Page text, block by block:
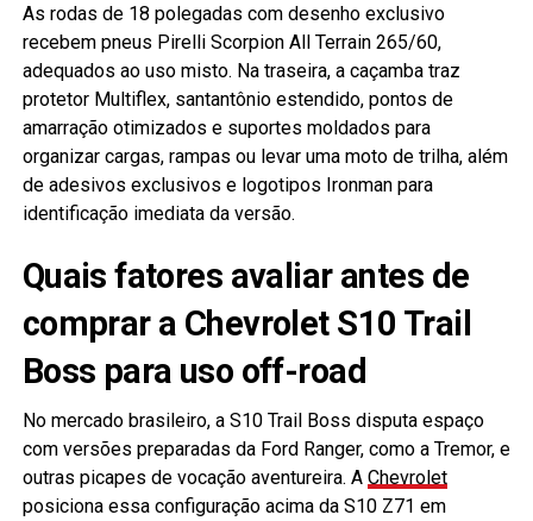
As rodas de 18 polegadas com desenho exclusivo
recebem pneus Pirelli Scorpion All Terrain 265/60,
adequados ao uso misto. Na traseira, a caçamba traz
protetor Multiflex, santantônio estendido, pontos de
amarração otimizados e suportes moldados para
organizar cargas, rampas ou levar uma moto de trilha, além
de adesivos exclusivos e logotipos Ironman para
identificação imediata da versão.
Quais fatores avaliar antes de
comprar a Chevrolet S10 Trail
Boss para uso off-road
No mercado brasileiro, a S10 Trail Boss disputa espaço
com versões preparadas da Ford Ranger, como a Tremor, e
outras picapes de vocação aventureira. A Chevrolet
posiciona essa configuração acima da S10 Z71 em